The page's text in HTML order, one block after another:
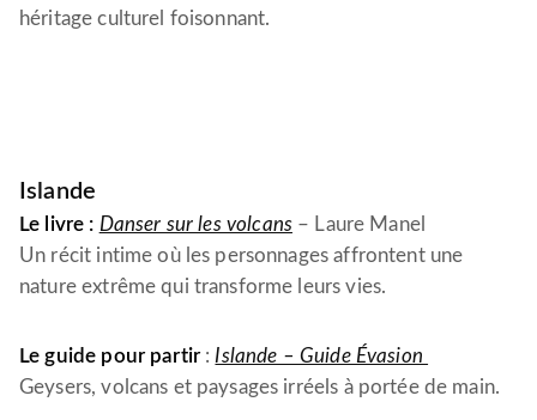
héritage culturel foisonnant.
Islande
Le livre : Danser sur les volcans– Laure Manel
Un récit intime où les personnages affrontent une
nature extrême qui transforme leurs vies.
Le guide pour partir :Islande – Guide Évasion
Geysers, volcans et paysages irréels à portée de main.